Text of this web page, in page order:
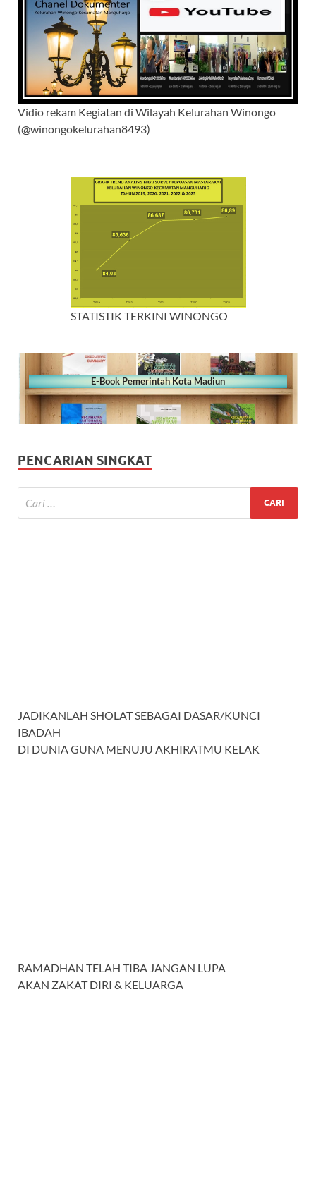
Vidio rekam Kegiatan di Wilayah Kelurahan Winongo
(@winongokelurahan8493)
STATISTIK TERKINI WINONGO
E-Book Pemerintah Kota Madiun
PENCARIAN SINGKAT
JADIKANLAH SHOLAT SEBAGAI DASAR/KUNCI
IBADAH
DI DUNIA GUNA MENUJU AKHIRATMU KELAK
RAMADHAN TELAH TIBA JANGAN LUPA
AKAN ZAKAT DIRI & KELUARGA